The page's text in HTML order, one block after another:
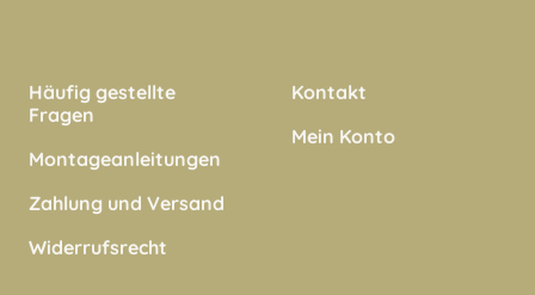
Häufig gestellte
Fragen
Montageanleitungen
Zahlung und Versand
Widerrufsrecht
Kontakt
Mein Konto